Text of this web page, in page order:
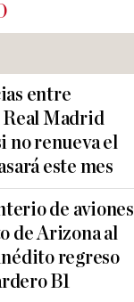
entre
Madrid
no renueva el
este mes
de aviones
de Arizona al
regreso
B1